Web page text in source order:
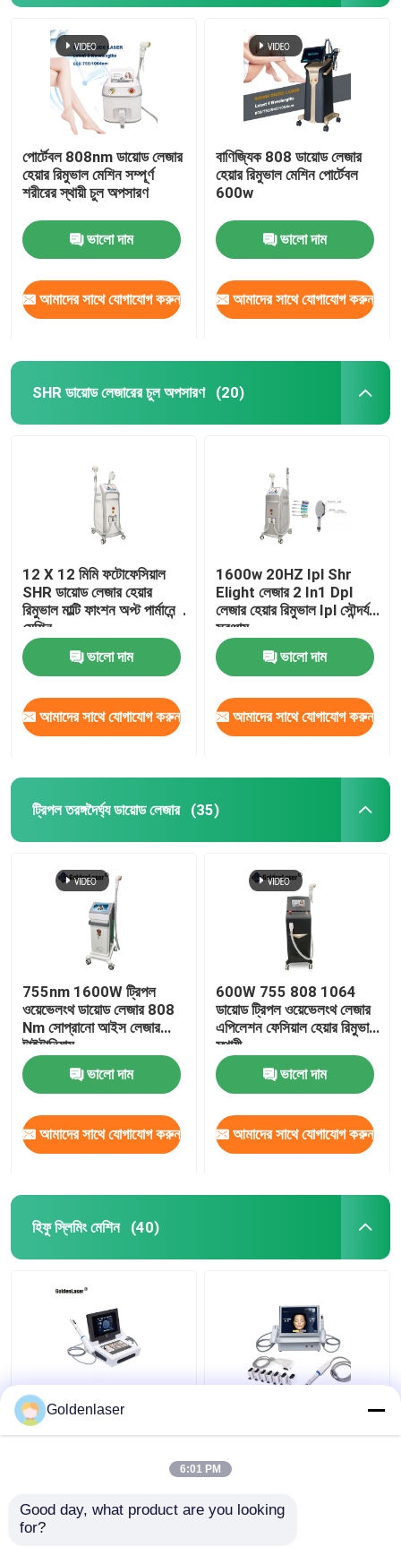
পোর্টেবল 808nm ডায়োড লেজার
হেয়ার রিমুভাল মেশিন সম্পূর্ণ
শরীরের স্থায়ী চুল অপসারণ
ভালো দাম
আমাদের সাথে যোগাযোগ করুন
বাণিজ্যিক 808 ডায়োড লেজার
হেয়ার রিমুভাল মেশিন পোর্টেবল
600w
ভালো দাম
আমাদের সাথে যোগাযোগ করুন
SHR ডায়োড লেজারের চুল অপসারণ (20)
12 X 12 মিমি ফটোফেসিয়াল
SHR ডায়োড লেজার হেয়ার
রিমুভাল মাল্টি ফাংশন অপ্ট পার্মানেন্ট
মেশিন
ভালো দাম
আমাদের সাথে যোগাযোগ করুন
1600w 20HZ Ipl Shr
Elight লেজার 2 In1 Dpl
লেজার হেয়ার রিমুভাল Ipl সৌন্দর্য
সরঞ্জাম
ভালো দাম
আমাদের সাথে যোগাযোগ করুন
ট্রিপল তরঙ্গদৈর্ঘ্য ডায়োড লেজার (35)
755nm 1600W ট্রিপল
ওয়েভেলংথ ডায়োড লেজার 808
Nm সোপ্রানো আইস লেজার
টাইটানিয়াম
ভালো দাম
আমাদের সাথে যোগাযোগ করুন
600W 755 808 1064
ডায়োড ট্রিপল ওয়েভেলংথ লেজার
এপিলেশন ফেসিয়াল হেয়ার রিমুভাল
স্থায়ী
ভালো দাম
আমাদের সাথে যোগাযোগ করুন
হিফু স্লিমিং মেশিন (40)
2D 3D 7D HIFU স্লিমিং
মেশিন বডি পোর্টেবল ফ্যাট ফ্রিজিং
2 ইন 1 4d হিফু মেশিন ফেস ফর
Goldenlaser
6:01 PM
Good day, what product are you looking
for?